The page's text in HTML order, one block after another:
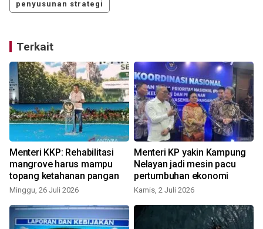
penyusunan strategi
Terkait
Menteri KKP: Rehabilitasi
mangrove harus mampu
topang ketahanan pangan
Minggu, 26 Juli 2026
Menteri KP yakin Kampung
Nelayan jadi mesin pacu
pertumbuhan ekonomi
Kamis, 2 Juli 2026